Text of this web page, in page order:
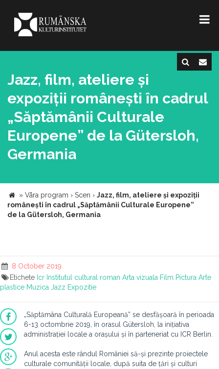
Jazz, film, ateliere și
expoziții românești în cadrul
„Săptămânii Culturale
Europene” de la Gütersloh,
Germania
» Våra program › Scen › Jazz, film, ateliere și expoziții
românești în cadrul „Săptămânii Culturale Europene”
de la Gütersloh, Germania
8 October 2019
Etichete Icr Institutul cultural roman Arta vizuala Film Pictura Arte
plastice Muzica Jazz Expozitie
„Săptămâna Culturală Europeană” se desfășoară în perioada
6-13 octombrie 2019, în orasul Gütersloh, la inițiativa
administrației locale a orașului și în parteneriat cu ICR Berlin.
Anul acesta este rândul României să-și prezinte proiectele
culturale comunității locale, după suita de țări și culturi